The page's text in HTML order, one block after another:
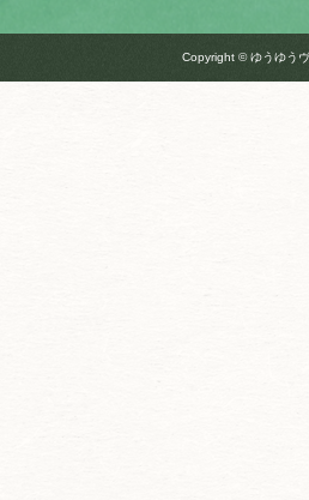
Copyright © ゆうゆう